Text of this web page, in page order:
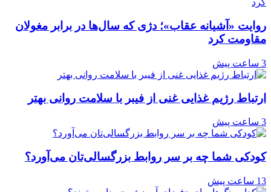
روایت «آشیانه عقاب»؛ دژی که سال‌ها در برابر مغولان
مقاومت کرد
3 ساعت پیش
ارتباط رژیم غذایی غنی از فیبر با سلامت روانی بهتر
3 ساعت پیش
کودکی شما چه بر سر روابط بزرگسالی‌تان می‌آورد؟
13 ساعت پیش